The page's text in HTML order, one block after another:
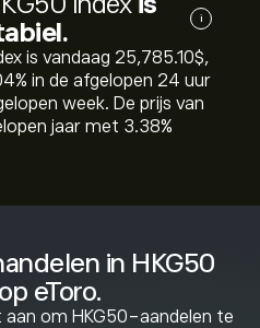
in HKG50
eToro.
om HKG50-aandelen te
i
is vandaag 25,785.10‎$‎,
in de afgelopen 24 uur
week. De prijs van
jaar met ‎3.38‎%